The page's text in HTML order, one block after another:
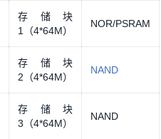
存储块
1（4*64M）
NOR/PSRAM
存储块
2（4*64M）
NAND
存储块
3（4*64M）
NAND